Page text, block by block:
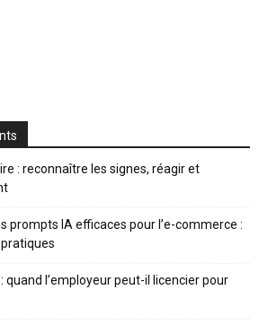
: reconnaître les signes, réagir et
prompts IA efficaces pour l’e-commerce :
quand l’employeur peut-il licencier pour